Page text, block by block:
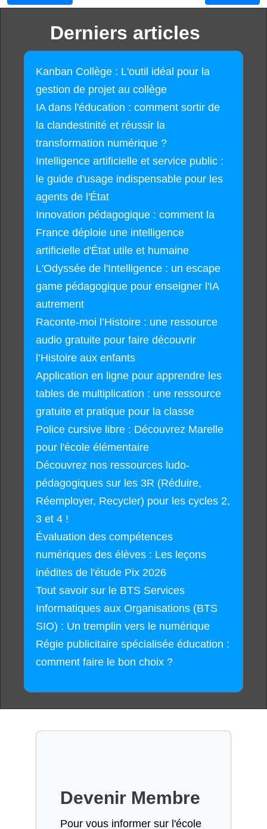
Derniers articles
Kanban Collège : L'outil idéal pour la
gestion de projet au collège
IA dans l'éducation : comment sortir de
la clandestinité et réussir la
transformation numérique ?
Intelligence artificielle et service public :
le guide d'usage indispensable pour les
agents de l'État
Innovation pédagogique : comment la
France déploie une intelligence
artificielle d'État utile et humaine
L'Odyssée de l'Intelligence : un escape
game pédagogique pour enseigner l'IA
autrement
Raconte-moi l’Histoire : une ressource
audio gratuite pour faire découvrir
l’Histoire aux enfants
Application en ligne pour apprendre les
tables de multiplication : une ressource
gratuite et pratique pour la classe
Police cursive libre : Découvrez Marelle
pour l'école élémentaire
Découvrez nos ressources ludo-
pédagogiques sur les 3R (Réduire,
Réemployer, Recycler) pour les cycles 2,
3 et 4 !
Évaluation des compétences
numériques des élèves : Les leçons
inédites de l'étude Pix 2026
Tout savoir sur le BTS Services
Informatiques aux Organisations (BTS
SIO) : Un tremplin vers le numérique
Régie publicitaire spécialisée éducation :
comment faire le bon choix ?
Devenir Membre
Pour vous informer sur l'école